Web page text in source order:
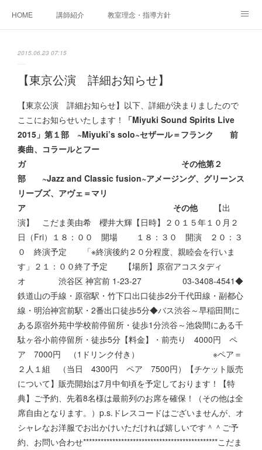
HOME 講師紹介 教室理念・指導方針
ご相談・体験レッスンお申し込み
アクセス 演奏スケジュール
2015.06.23 07:15
【東京公演 詳細お知らせ】
【東京公演 詳細お知らせ】以下、詳細が決まりましたので
ここにお知らせいたします！
「Miyuki Sound Spirits Live
2015」 第１部 ~Miyuki’s solo~セザール＝フランク 前
奏曲、コラールとフー
ガ その他第２
部 ~Jazz and Classic fusion~アメージング、グリーンス
リーブズ、アヴェ＝マリ
ア その他
【出
演】 こだま美由希 櫻井大輝【日時】２０１５年１０月２
日（Fri）１８：００ 開場 １８：３０ 開演 ２０：３
０ 終演予定 「※終演後約２０分程度、親睦会を行いま
す」２１：００終了予定 【場所】原宿アコスタディ
オ 渋谷区 神宮前 1-23-27 03-3408-4541◆
鉄道山の手線・原宿駅・竹下口出口徒歩2分千代田線・副都心
線・明治神宮前駅・2番出口徒歩5分◆バス渋谷～早稲田間に
ある原宿外苑中学校前停留所・徒歩1分渋谷～池袋間にある千
駄ヶ谷小前停留所・徒歩5分【料金】・前売り 4000円 ペ
ア 7000円 （1ドリンク付き） ※ペア＝
２人１組 （当日 4300円 ペア 7500円）【チケット販売
について】販売開始は7月中旬頃を予定しております！【特
典】ご予約、先着8名様は最前列のお席を確保！（その他は全
席自由となります。）p.s.ドレスコードはございませんが、オ
シャレなお洋服でお出かけいただければ嬉しいです＾＾ご予
約、お問い合わせ**********************************************こだま